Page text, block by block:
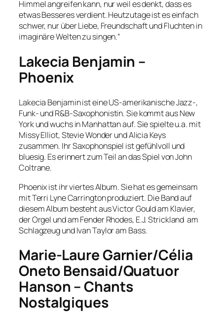
Himmel angreifen kann, nur weil es denkt, dass es
etwas Besseres verdient. Heutzutage ist es einfach
schwer, nur über Liebe, Freundschaft und Fluchten in
imaginäre Welten zu singen.“
Lakecia Benjamin –
Phoenix
Lakecia Benjamin ist eine US-amerikanische Jazz-,
Funk- und R&B-Saxophonistin. Sie kommt aus New
York und wuchs in Manhattan auf. Sie spielte u.a. mit
Missy Elliot, Stevie Wonder und Alicia Keys
zusammen. Ihr Saxophonspiel ist gefühlvoll und
bluesig. Es erinnert zum Teil an das Spiel von John
Coltrane.
Phoenix ist ihr viertes Album. Sie hat es gemeinsam
mit Terri Lyne Carrington produziert. Die Band auf
diesem Album besteht aus Victor Gould am Klavier,
der Orgel und am Fender Rhodes, E.J. Strickland am
Schlagzeug und Ivan Taylor am Bass.
Marie-Laure Garnier/Célia
Oneto Bensaid/Quatuor
Hanson – Chants
Nostalgiques